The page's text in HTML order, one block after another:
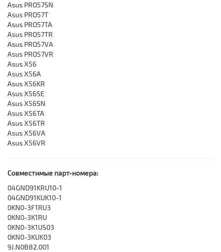
Asus PRO57SN
Asus PRO57T
Asus PRO57TA
Asus PRO57TR
Asus PRO57VA
Asus PRO57VR
Asus X56
Asus X56A
Asus X56KR
Asus X56SE
Asus X56SN
Asus X56TA
Asus X56TR
Asus X56VA
Asus X56VR
Совместимые парт-номера:
04GND91KRU10-1
04GND91KUK10-1
0KN0-3F1RU3
0KN0-3K1RU
0KN0-3K1US03
0KN0-3KUK03
9J.N0B82.001